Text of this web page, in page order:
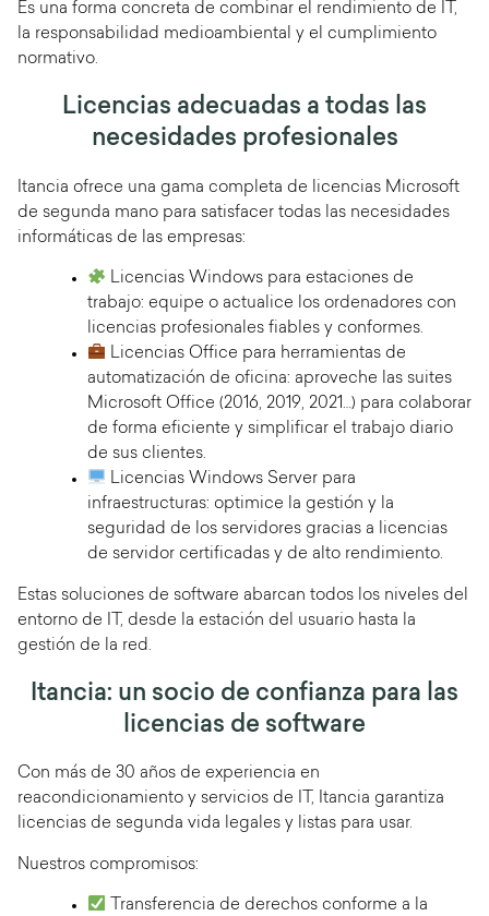
Es una forma concreta de combinar el rendimiento de IT,
la responsabilidad medioambiental y el cumplimiento
normativo.
Licencias adecuadas a todas las
necesidades profesionales
Itancia ofrece una gama completa de licencias Microsoft
de segunda mano para satisfacer todas las necesidades
informáticas de las empresas:
Licencias Windows para estaciones de
trabajo: equipe o actualice los ordenadores con
licencias profesionales fiables y conformes.
Licencias Office para herramientas de
automatización de oficina: aproveche las suites
Microsoft Office (2016, 2019, 2021…) para colaborar
de forma eficiente y simplificar el trabajo diario
de sus clientes.
Licencias Windows Server para
infraestructuras: optimice la gestión y la
seguridad de los servidores gracias a licencias
de servidor certificadas y de alto rendimiento.
Estas soluciones de software abarcan todos los niveles del
entorno de IT, desde la estación del usuario hasta la
gestión de la red.
Itancia: un socio de confianza para las
licencias de software
Con más de 30 años de experiencia en
reacondicionamiento y servicios de IT, Itancia garantiza
licencias de segunda vida legales y listas para usar.
Nuestros compromisos:
Transferencia de derechos conforme a la